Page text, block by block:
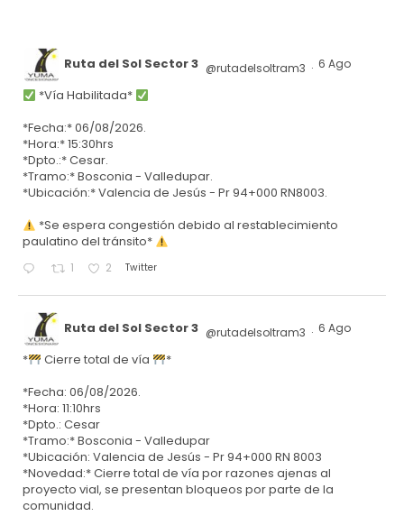
Ruta del Sol Sector 3 @rutadelsoltram3 · 6 Ago
*Vía Habilitada*
*Fecha:* 06/08/2026.
*Hora:* 15:30hrs
*Dpto.:* Cesar.
*Tramo:* Bosconia - Valledupar.
*Ubicación:* Valencia de Jesús - Pr 94+000 RN8003.
*Se espera congestión debido al restablecimiento
paulatino del tránsito*
1 2 Twitter
Ruta del Sol Sector 3 @rutadelsoltram3 · 6 Ago
* Cierre total de vía
*
*Fecha: 06/08/2026.
*Hora: 11:10hrs
*Dpto.: Cesar
*Tramo:* Bosconia - Valledupar
*Ubicación: Valencia de Jesús - Pr 94+000 RN 8003
*Novedad:* Cierre total de vía por razones ajenas al
proyecto vial, se presentan bloqueos por parte de la
comunidad.